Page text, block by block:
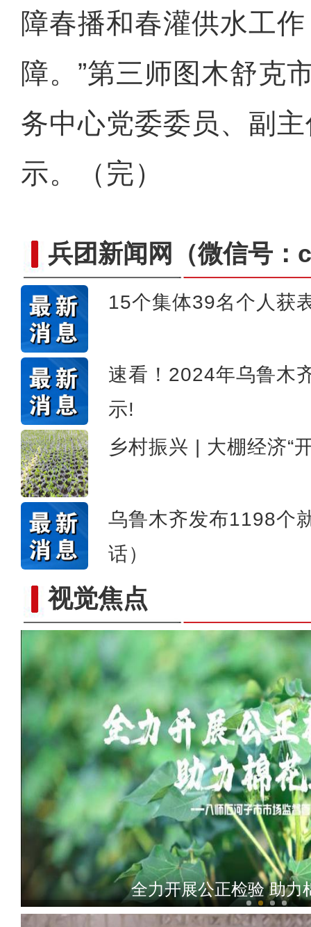
障春播和春灌供水工
障。”第三师图木舒克
务中心党委委员、副
示。（完）
兵团新闻网 （微信号
15个集体39名个人获
速看！2024年乌鲁木
示!
乡村振兴 | 大棚经济“
乌鲁木齐发布1198个
话）
视觉焦点新疆阿拉尔市：良好生态吸
全力开展公正检验 助力